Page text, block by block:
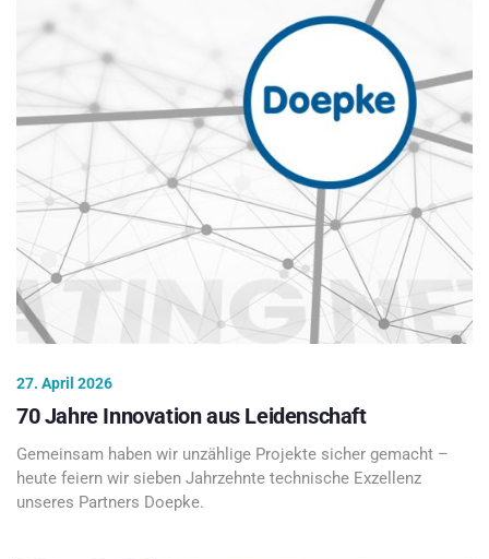
27. April 2026
70 Jahre Innovation aus Leidenschaft
Gemeinsam haben wir unzählige Projekte sicher gemacht –
heute feiern wir sieben Jahrzehnte technische Exzellenz
unseres Partners Doepke.